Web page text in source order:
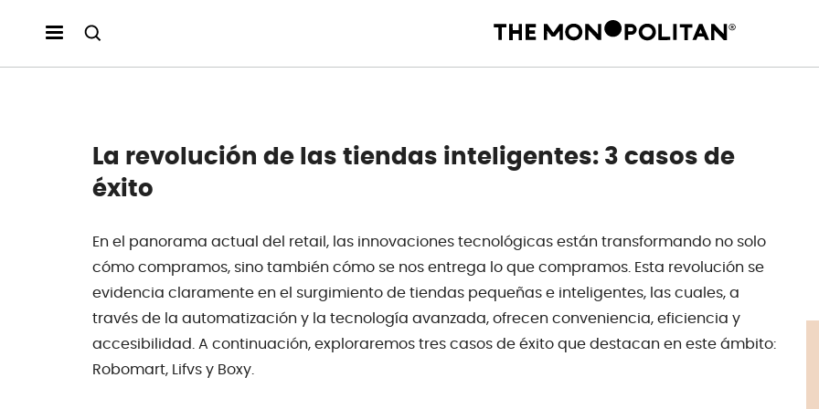
La revolución de las tiendas inteligentes: 3 casos de
éxito
En el panorama actual del retail, las innovaciones tecnológicas están transformando no solo
cómo compramos, sino también cómo se nos entrega lo que compramos. Esta revolución se
evidencia claramente en el surgimiento de tiendas pequeñas e inteligentes, las cuales, a
través de la automatización y la tecnología avanzada, ofrecen conveniencia, eficiencia y
accesibilidad. A continuación, exploraremos tres casos de éxito que destacan en este ámbito:
Robomart, Lifvs y Boxy.